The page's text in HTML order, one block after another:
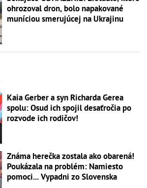
ohrozoval dron, bolo napakované
muníciou smerujúcej na Ukrajinu
Kaia Gerber a syn Richarda Gerea
spolu: Osud ich spojil desaťročia po
rozvode ich rodičov!
Známa herečka zostala ako obarená!
Poukázala na problém: Namiesto
pomoci... Vypadni zo Slovenska